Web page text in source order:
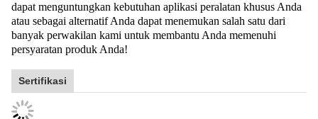
dapat menguntungkan kebutuhan aplikasi peralatan khusus Anda
atau sebagai alternatif Anda dapat menemukan salah satu dari
banyak perwakilan kami untuk membantu Anda memenuhi
persyaratan produk Anda!
Sertifikasi